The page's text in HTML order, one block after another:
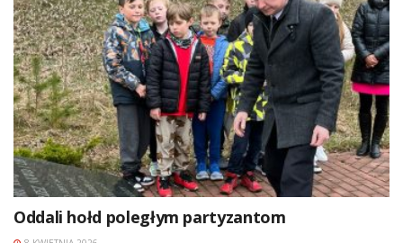
Oddali hołd poległym partyzantom